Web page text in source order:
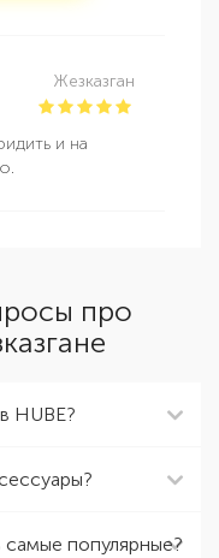
Жезказган
и на
про
HUBE?
самые популярные?